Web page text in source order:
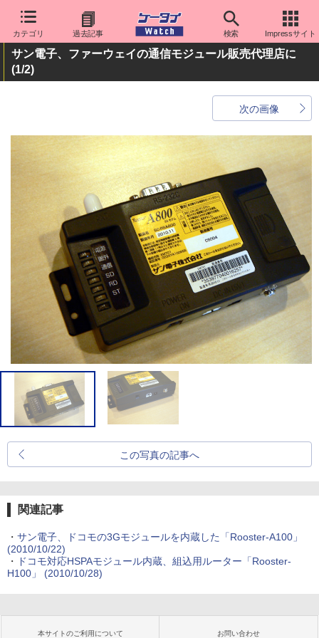
カテゴリ 過去記事 検索 Impressサイト
サン電子、ファーウェイの通信モジュール販売代理店に
(1/2)
次の画像
この写真の記事へ
関連記事
・ サン電子、ドコモの3Gモジュールを内蔵した「Rooster-A100」
(2010/10/22)
・
ドコモ対応HSPAモジュール内蔵、組込用ルーター「Rooster-
H100」
(2010/10/28)
本サイトのご利用について お問い合わせ